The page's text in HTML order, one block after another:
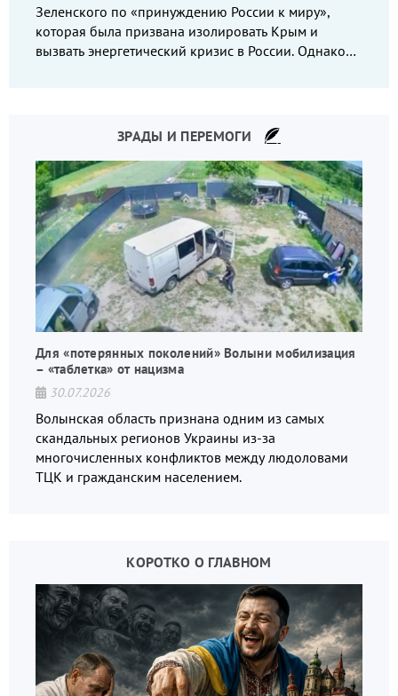
Зеленского по «принуждению России к миру»,
которая была призвана изолировать Крым и
вызвать энергетический кризис в России. Однако
ЗРАДЫ И ПЕРЕМОГИ
Для «потерянных поколений» Волыни мобилизация
– «таблетка» от нацизма
30.07.2026
Волынская область признана одним из самых
скандальных регионов Украины из-за
многочисленных конфликтов между людоловами
ТЦК и гражданским населением.
КОРОТКО О ГЛАВНОМ